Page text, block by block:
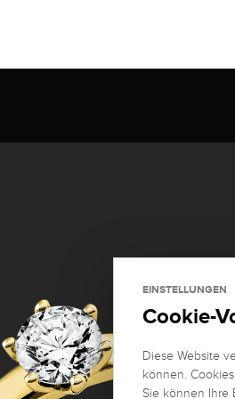
EINSTELLUNGEN
Cookie-
Diese Website
können.
Sie können Ihre